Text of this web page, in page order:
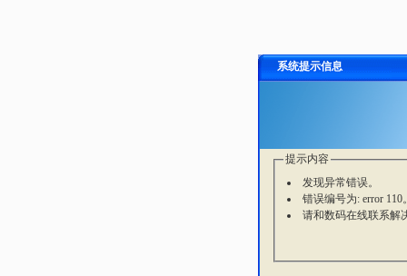
系统提示信息
提示内容
发现异常错误。
错误编号为: error 110
请和数码在线联系解